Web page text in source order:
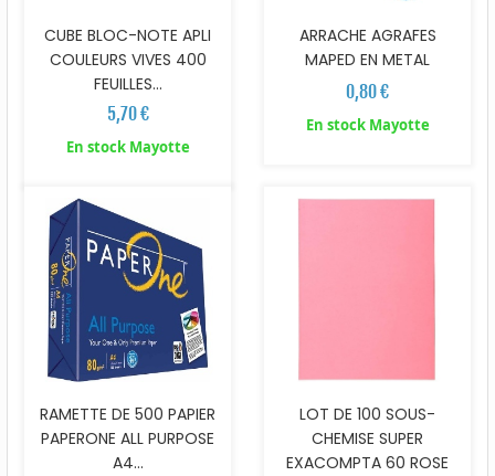
CUBE BLOC-NOTE APLI
COULEURS VIVES 400
FEUILLES...
5,70 €
En stock Mayotte
ARRACHE AGRAFES
MAPED EN METAL
0,80 €
En stock Mayotte
RAMETTE DE 500 PAPIER
PAPERONE ALL PURPOSE
A4...
LOT DE 100 SOUS-
CHEMISE SUPER
EXACOMPTA 60 ROSE